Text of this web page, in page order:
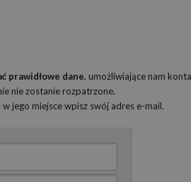
prawidłowe dane, umożliwiające nam
nie zostanie rozpatrzone.
jego miejsce wpisz swój adres e-mail.